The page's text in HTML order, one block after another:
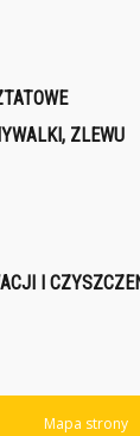
ZLEWU
I
Mapa strony